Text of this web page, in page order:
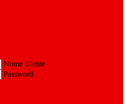
Nome Utente
Password